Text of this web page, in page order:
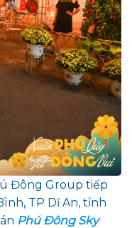
Đông Group tiếp
TP Dĩ An, tỉnh
Phú Đông Sky